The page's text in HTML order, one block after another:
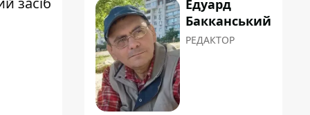
Едуард
Бакканський
РЕДАКТОР